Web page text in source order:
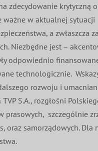
zdecydowanie krytyczną
ważne w aktualnej
a zwłaszcza
Niezbędne jest –
odpowiednio
technologicznie.
rozwoju i
S.A., rozgłośni
prasowych, szczególnie
oraz samorządowych. Dla